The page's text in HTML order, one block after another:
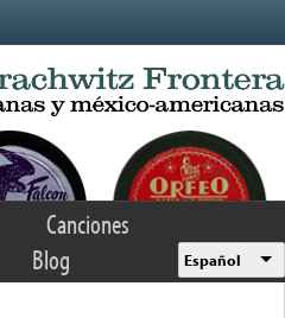
Canciones
Blog Español